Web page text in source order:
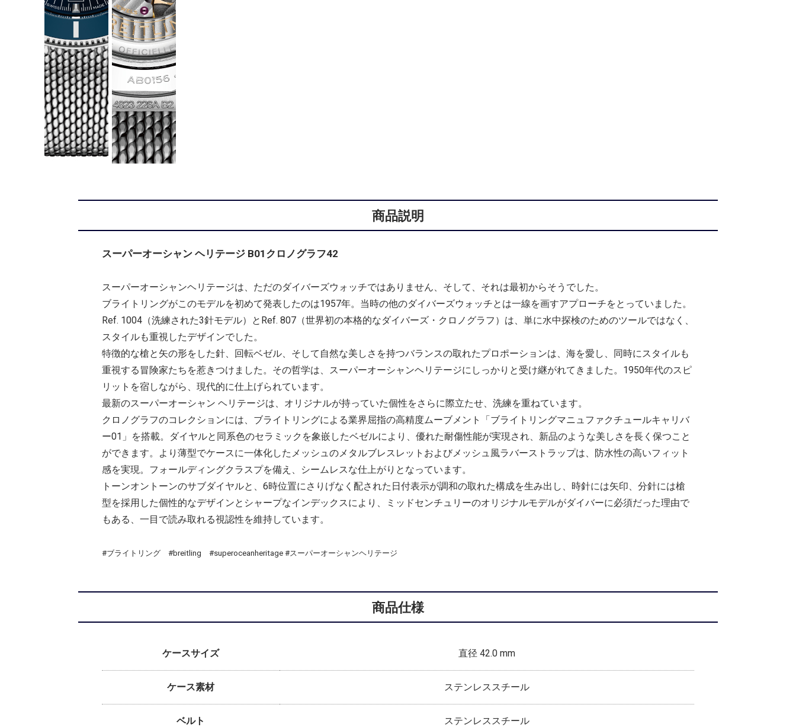
商品説明
スーパーオーシャン ヘリテージ B01クロノグラフ42
スーパーオーシャンヘリテージは、ただのダイバーズウォッチではありません、そして、それは最初からそうでした。
ブライトリングがこのモデルを初めて発表したのは1957年。当時の他のダイバーズウォッチとは一線を画すアプローチをとっていました。
Ref. 1004（洗練された3針モデル）とRef. 807（世界初の本格的なダイバーズ・クロノグラフ）は、単に水中探検のためのツールではなく、
スタイルも重視したデザインでした。
特徴的な槍と矢の形をした針、回転ベゼル、そして自然な美しさを持つバランスの取れたプロポーションは、海を愛し、同時にスタイルも
重視する冒険家たちを惹きつけました。その哲学は、スーパーオーシャンヘリテージにしっかりと受け継がれてきました。1950年代のスピ
リットを宿しながら、現代的に仕上げられています。
最新のスーパーオーシャン ヘリテージは、オリジナルが持っていた個性をさらに際立たせ、洗練を重ねています。
クロノグラフのコレクションには、ブライトリングによる業界屈指の高精度ムーブメント「ブライトリングマニュファクチュールキャリバ
ー01」を搭載。ダイヤルと同系色のセラミックを象嵌したベゼルにより、優れた耐傷性能が実現され、新品のような美しさを長く保つこと
ができます。より薄型でケースに一体化したメッシュのメタルブレスレットおよびメッシュ風ラバーストラップは、防水性の高いフィット
感を実現。フォールディングクラスプを備え、シームレスな仕上がりとなっています。
トーンオントーンのサブダイヤルと、6時位置にさりげなく配された日付表示が調和の取れた構成を生み出し、時針には矢印、分針には槍
型を採用した個性的なデザインとシャープなインデックスにより、ミッドセンチュリーのオリジナルモデルがダイバーに必須だった理由で
もある、一目で読み取れる視認性を維持しています。
#ブライトリング #breitling #superoceanheritage #スーパーオーシャンヘリテージ
商品仕様
ケースサイズ 直径 42.0 mm
ケース素材 ステンレススチール
ベルト ステンレススチール